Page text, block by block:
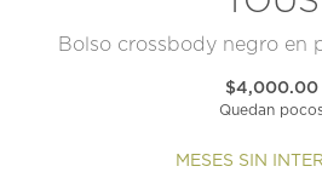
Bolso crossbody negro en
$4,000.00
Quedan
MESES SIN